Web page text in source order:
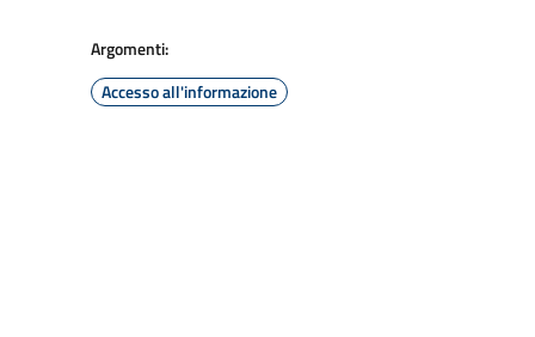
Argomenti:
Accesso all'informazione